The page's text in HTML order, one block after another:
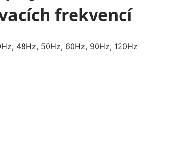
frekvencí
48Hz, 50Hz, 60Hz, 90Hz, 120Hz